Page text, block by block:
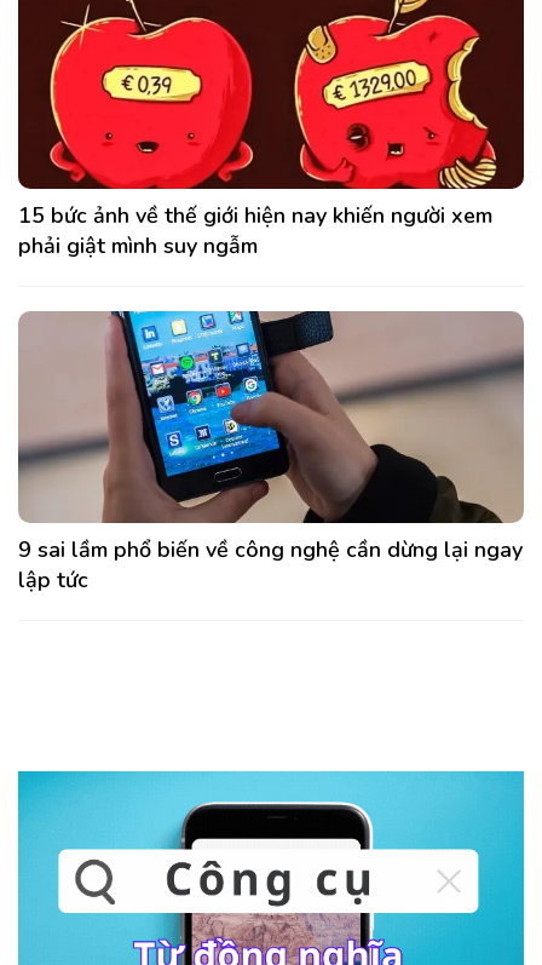
15 bức ảnh về thế giới hiện nay khiến người xem
phải giật mình suy ngẫm
9 sai lầm phổ biến về công nghệ cần dừng lại ngay
lập tức